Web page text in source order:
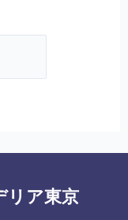
リア東京